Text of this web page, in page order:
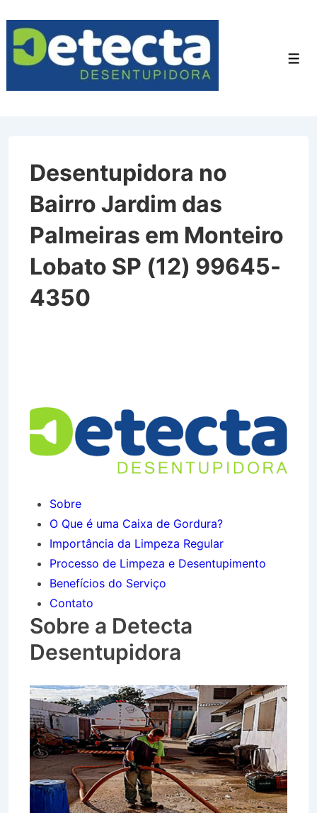
para
Conteúdo
Desentupidora no
Bairro Jardim das
Palmeiras em Monteiro
Lobato SP (12) 99645-
4350
Sobre
O Que é uma Caixa de Gordura?
Importância da Limpeza Regular
Processo de Limpeza e Desentupimento
Benefícios do Serviço
Contato
Sobre a Detecta
Desentupidora